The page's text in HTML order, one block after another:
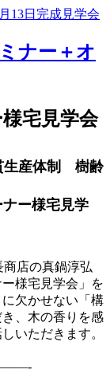
13日ゴ
ー
完成見学会
ナー＋オ
宅見学会
生産体制 樹齢
ー様宅見学
商店の真鍋淳弘
様宅見学会」を
欠かせない「構
、木の香りを感
いただきます。